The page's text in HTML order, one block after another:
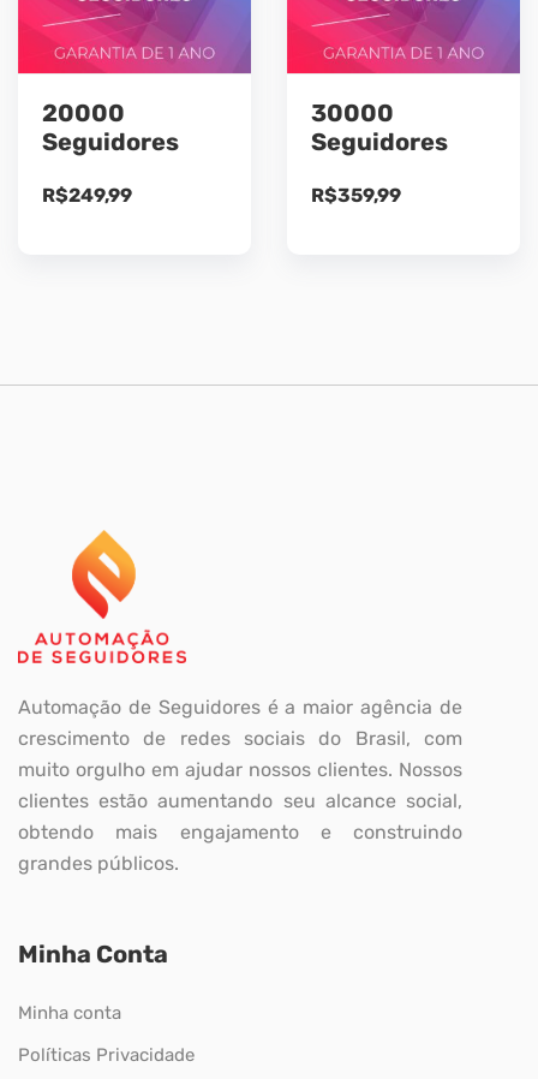
20000
Seguidores
R$249,99
30000
Seguidores
R$359,99
Automação de Seguidores é a maior agência de
crescimento de redes sociais do Brasil, com
muito orgulho em ajudar nossos clientes. Nossos
clientes estão aumentando seu alcance social,
obtendo mais engajamento e construindo
grandes públicos.
Minha Conta
Minha conta
Políticas Privacidade